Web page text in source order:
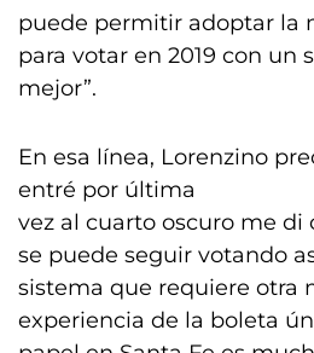
puede permitir adoptar la
para votar en 2019 con un
mejor”.
En esa línea, Lorenzino
entré por última
vez al cuarto oscuro me di
se puede seguir votando
sistema que requiere otra
experiencia de la boleta